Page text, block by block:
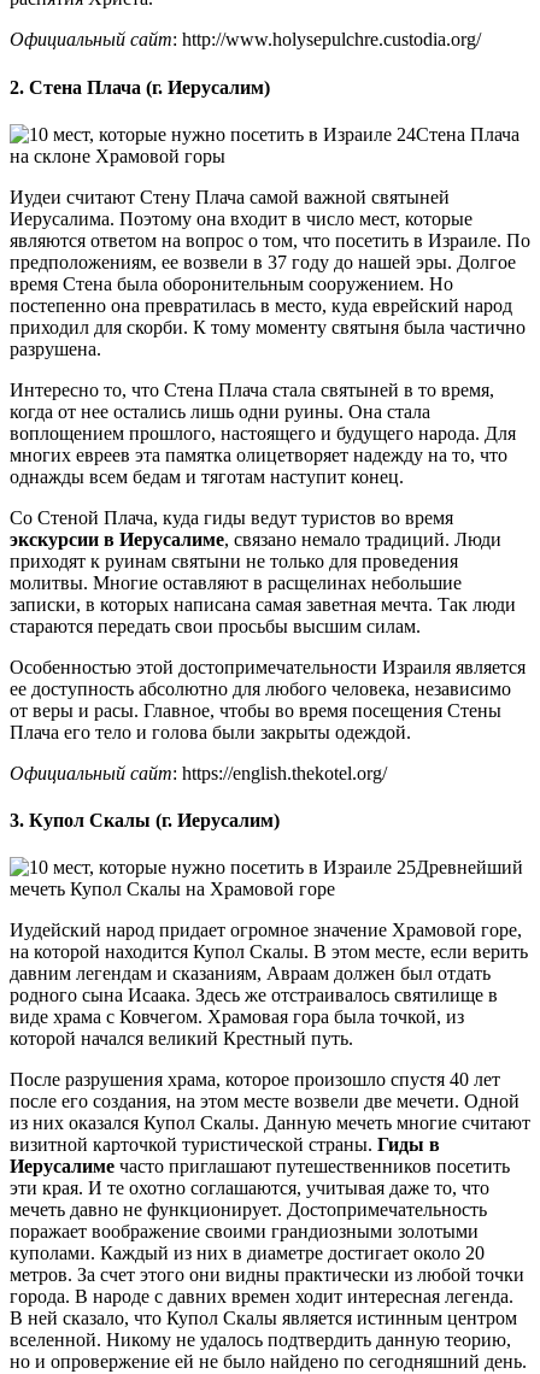
Официальный сайт: http://www.holysepulchre.custodia.org/
2. Стена Плача (г. Иерусалим)
Стена Плача
на склоне Храмовой горы
Иудеи считают Стену Плача самой важной святыней
Иерусалима. Поэтому она входит в число мест, которые
являются ответом на вопрос о том, что посетить в Израиле. По
предположениям, ее возвели в 37 году до нашей эры. Долгое
время Стена была оборонительным сооружением. Но
постепенно она превратилась в место, куда еврейский народ
приходил для скорби. К тому моменту святыня была частично
разрушена.
Интересно то, что Стена Плача стала святыней в то время,
когда от нее остались лишь одни руины. Она стала
воплощением прошлого, настоящего и будущего народа. Для
многих евреев эта памятка олицетворяет надежду на то, что
однажды всем бедам и тяготам наступит конец.
Со Стеной Плача, куда гиды ведут туристов во время
экскурсии в Иерусалиме, связано немало традиций. Люди
приходят к руинам святыни не только для проведения
молитвы. Многие оставляют в расщелинах небольшие
записки, в которых написана самая заветная мечта. Так люди
стараются передать свои просьбы высшим силам.
Особенностью этой достопримечательности Израиля является
ее доступность абсолютно для любого человека, независимо
от веры и расы. Главное, чтобы во время посещения Стены
Плача его тело и голова были закрыты одеждой.
Официальный сайт: https://english.thekotel.org/
3. Купол Скалы (г. Иерусалим)
Древнейший
мечеть Купол Скалы на Храмовой горе
Иудейский народ придает огромное значение Храмовой горе,
на которой находится Купол Скалы. В этом месте, если верить
давним легендам и сказаниям, Авраам должен был отдать
родного сына Исаака. Здесь же отстраивалось святилище в
виде храма с Ковчегом. Храмовая гора была точкой, из
которой начался великий Крестный путь.
После разрушения храма, которое произошло спустя 40 лет
после его создания, на этом месте возвели две мечети. Одной
из них оказался Купол Скалы. Данную мечеть многие считают
визитной карточкой туристической страны. Гиды в
Иерусалиме часто приглашают путешественников посетить
эти края. И те охотно соглашаются, учитывая даже то, что
мечеть давно не функционирует. Достопримечательность
поражает воображение своими грандиозными золотыми
куполами. Каждый из них в диаметре достигает около 20
метров. За счет этого они видны практически из любой точки
города. В народе с давних времен ходит интересная легенда.
В ней сказало, что Купол Скалы является истинным центром
вселенной. Никому не удалось подтвердить данную теорию,
но и опровержение ей не было найдено по сегодняшний день.